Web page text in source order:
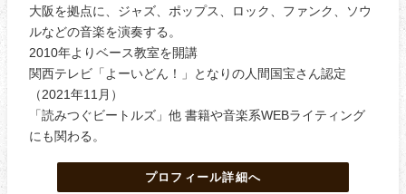
大阪を拠点に、ジャズ、ポップス、ロック、ファンク、ソウ
ルなどの音楽を演奏する。
2010年よりベース教室を開講
関西テレビ「よーいどん！」となりの人間国宝さん認定
（2021年11月）
「読みつぐビートルズ」他 書籍や音楽系WEBライティング
にも関わる。
プロフィール詳細へ